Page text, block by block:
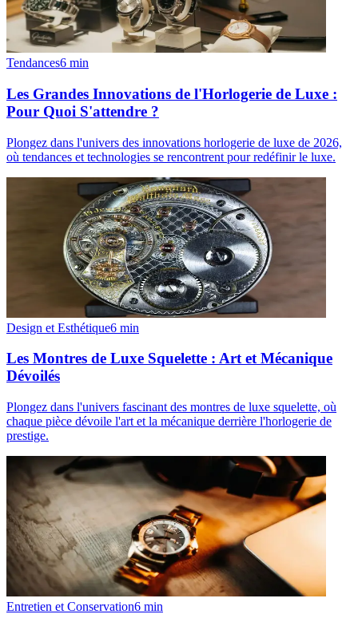
Tendances6 min
Les Grandes Innovations de l'Horlogerie de Luxe :
Pour Quoi S'attendre ?
Plongez dans l'univers des innovations horlogerie de luxe de 2026,
où tendances et technologies se rencontrent pour redéfinir le luxe.
Design et Esthétique6 min
Les Montres de Luxe Squelette : Art et Mécanique
Dévoilés
Plongez dans l'univers fascinant des montres de luxe squelette, où
chaque pièce dévoile l'art et la mécanique derrière l'horlogerie de
prestige.
Entretien et Conservation6 min